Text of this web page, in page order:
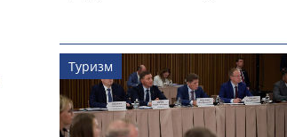
Туризм